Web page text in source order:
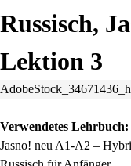
Russisch,
Lektion 3
Verwendetes Lehrbuch:
Jasno! neu A1-A2 –